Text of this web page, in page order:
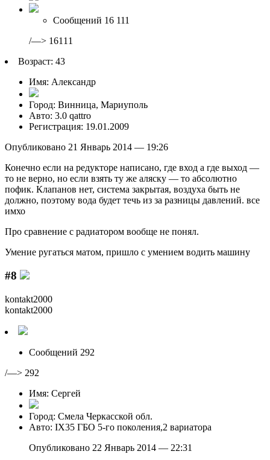
Сообщений 16 111
/—> 16111
Возраст: 43
Имя: Александр
Город: Винница, Мариуполь
Авто: 3.0 qattro
Регистрация: 19.01.2009
Опубликовано 21 Январь 2014 — 19:26
Конечно если на редукторе написано, где вход а где выход —
то не верно, но если взять ту же аляску — то абсолютно
пофик. Клапанов нет, система закрытая, воздуха быть не
должно, поэтому вода будет течь из за разницы давлений. все
имхо
Про сравнение с радиатором вообще не понял.
Умение рyгаться матом, пришло с yмением водить машинy
#8
kontakt2000
kontakt2000
Сообщений 292
/—> 292
Имя: Сергей
Город: Смела Черкасской обл.
Авто: IX35 ГБО 5-го поколения,2 вариатора
Опубликовано 22 Январь 2014 — 22:31